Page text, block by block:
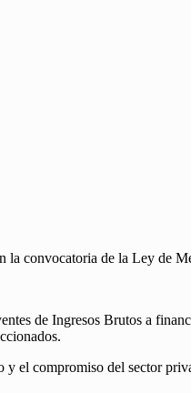
la convocatoria de la Ley de
de Ingresos Brutos a
el compromiso del sector